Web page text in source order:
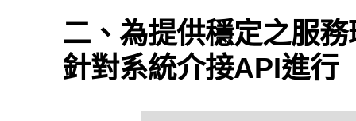
二、為提供穩定之服
針對系統介接API進行